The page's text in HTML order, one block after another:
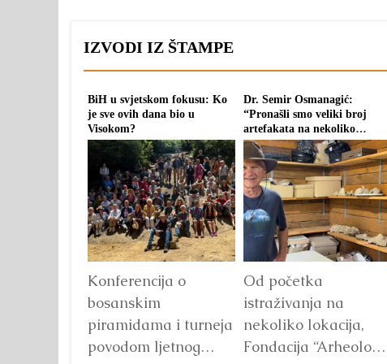
IZVODI IZ ŠTAMPE
BiH u svjetskom fokusu: Ko
je sve ovih dana bio u
Visokom?
Konferencija o
bosanskim
piramidama i turneja
povodom ljetnog
Dr. Semir Osmanagić:
“Pronašli smo veliki broj
artefakata na nekoliko
lokacija”
Od početka
istraživanja na
nekoliko lokacija,
Fondacija “Arheološki